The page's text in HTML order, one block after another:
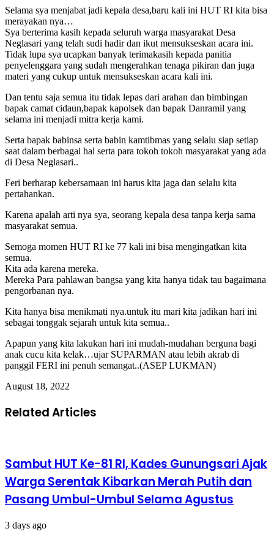
Selama sya menjabat jadi kepala desa,baru kali ini HUT RI kita bisa
merayakan nya…
Sya berterima kasih kepada seluruh warga masyarakat Desa
Neglasari yang telah sudi hadir dan ikut mensukseskan acara ini.
Tidak lupa sya ucapkan banyak terimakasih kepada panitia
penyelenggara yang sudah mengerahkan tenaga pikiran dan juga
materi yang cukup untuk mensukseskan acara kali ini.
Dan tentu saja semua itu tidak lepas dari arahan dan bimbingan
bapak camat cidaun,bapak kapolsek dan bapak Danramil yang
selama ini menjadi mitra kerja kami.
Serta bapak babinsa serta babin kamtibmas yang selalu siap setiap
saat dalam berbagai hal serta para tokoh tokoh masyarakat yang ada
di Desa Neglasari..
Feri berharap kebersamaan ini harus kita jaga dan selalu kita
pertahankan.
Karena apalah arti nya sya, seorang kepala desa tanpa kerja sama
masyarakat semua.
Semoga momen HUT RI ke 77 kali ini bisa mengingatkan kita
semua.
Kita ada karena mereka.
Mereka Para pahlawan bangsa yang kita hanya tidak tau bagaimana
pengorbanan nya.
Kita hanya bisa menikmati nya.untuk itu mari kita jadikan hari ini
sebagai tonggak sejarah untuk kita semua..
Apapun yang kita lakukan hari ini mudah-mudahan berguna bagi
anak cucu kita kelak…ujar SUPARMAN atau lebih akrab di
panggil FERI ini penuh semangat..(ASEP LUKMAN)
August 18, 2022
Related Articles
Sambut HUT Ke-81 RI, Kades Gunungsari Ajak
Warga Serentak Kibarkan Merah Putih dan
Pasang Umbul-Umbul Selama Agustus
3 days ago